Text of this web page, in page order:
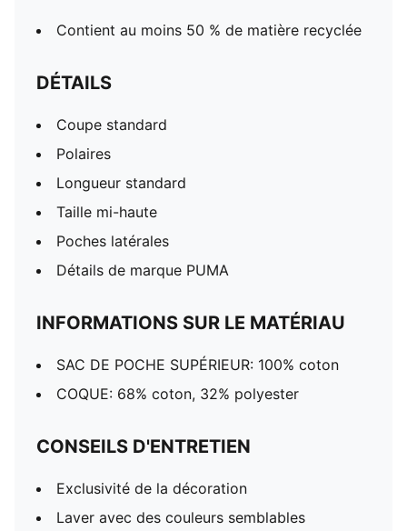
Contient au moins 50 % de matière recyclée
DÉTAILS
Coupe standard
Polaires
Longueur standard
Taille mi-haute
Poches latérales
Détails de marque PUMA
INFORMATIONS SUR LE MATÉRIAU
SAC DE POCHE SUPÉRIEUR: 100% coton
COQUE: 68% coton, 32% polyester
CONSEILS D'ENTRETIEN
Exclusivité de la décoration
Laver avec des couleurs semblables